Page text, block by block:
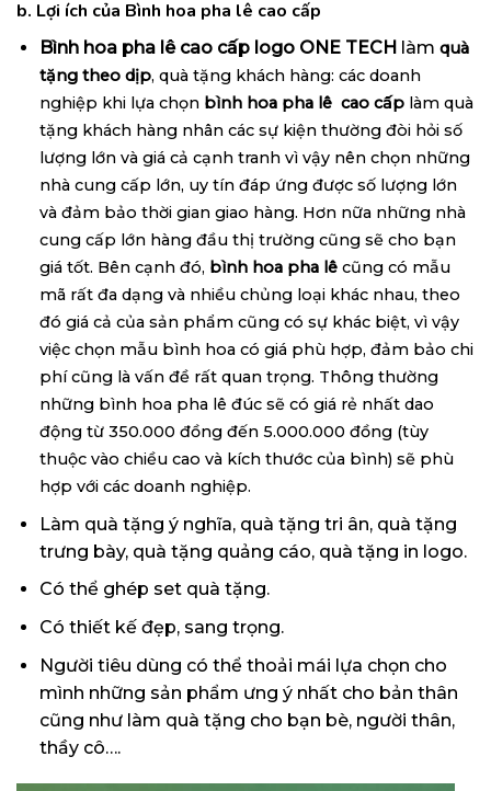
b. Lợi ích của Bình hoa pha lê cao cấp
Bình hoa pha lê cao cấp logo ONE TECH làm quà
tặng theo dịp, quà tặng khách hàng: các doanh
nghiệp khi lựa chọn bình hoa pha lê cao cấplàm quà
tặng khách hàng nhân các sự kiện thường đòi hỏi số
lượng lớn và giá cả cạnh tranh vì vậy nên chọn những
nhà cung cấp lớn, uy tín đáp ứng được số lượng lớn
và đảm bảo thời gian giao hàng. Hơn nữa những nhà
cung cấp lớn hàng đầu thị trường cũng sẽ cho bạn
giá tốt. Bên cạnh đó, bình hoa pha lêcũng có mẫu
mã rất đa dạng và nhiều chủng loại khác nhau, theo
đó giá cả của sản phẩm cũng có sự khác biệt, vì vậy
việc chọn mẫu bình hoa có giá phù hợp, đảm bảo chi
phí cũng là vấn đề rất quan trọng. Thông thường
những bình hoa pha lê đúc sẽ có giá rẻ nhất dao
động từ 350.000 đồng đến 5.000.000 đồng (tùy
thuộc vào chiều cao và kích thước của bình) sẽ phù
hợp với các doanh nghiệp.
Làm quà tặng ý nghĩa, quà tặng tri ân, quà tặng
trưng bày, quà tặng quảng cáo, quà tặng in logo.
Có thể ghép set quà tặng.
Có thiết kế đẹp, sang trọng.
Người tiêu dùng có thể thoải mái lựa chọn cho
mình những sản phẩm ưng ý nhất cho bản thân
cũng như làm quà tặng cho bạn bè, người thân,
thầy cô….